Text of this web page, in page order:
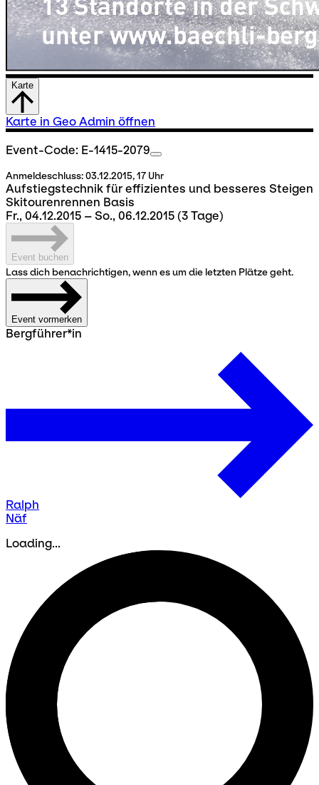
Karte
Karte in Geo Admin öffnen
Event-Code: E-1415-2079
Anmeldeschluss:03.12.2015, 17 Uhr
Aufstiegstechnik für effizientes und besseres Steigen
Skitourenrennen Basis
Fr., 04.12.2015 – So., 06.12.2015 (3 Tage)
Event buchen
Lass dich benachrichtigen, wenn es um die letzten Plätze geht.
Event vormerken
Bergführer*in
Ralph
Näf
Loading...